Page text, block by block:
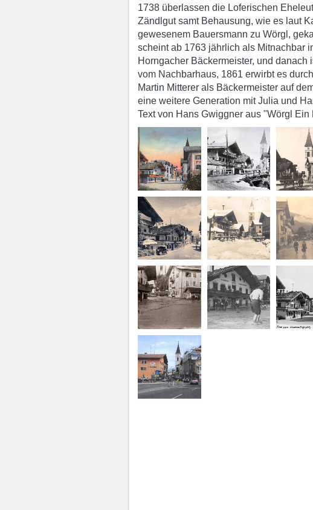
1738 überlassen die Loferischen
Zändlgut samt Behausung, wie es laut
gewesenem Bauersmann zu Wörgl,
scheint ab 1763 jährlich als Mitnachbar
Horngacher Bäckermeister, und danach
vom Nachbarhaus, 1861 erwirbt es
Martin Mitterer als Bäckermeister auf
eine weitere Generation mit Julia und
Text von Hans Gwiggner aus "Wörgl